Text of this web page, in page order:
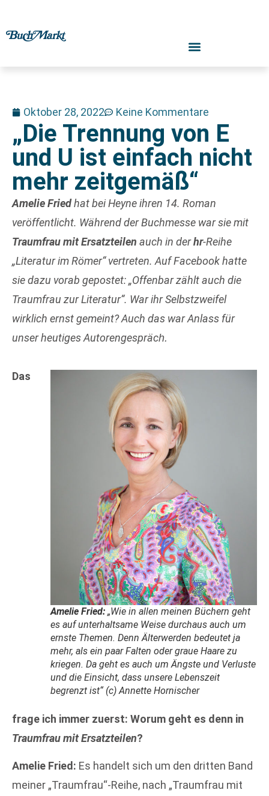
Oktober 28, 2022 Keine Kommentare
„Die Trennung von E
und U ist einfach nicht
mehr zeitgemäß“
Amelie Friedhat bei Heyne ihren 14. Roman
veröffentlicht. Während der Buchmesse war siemit
Traumfrau mit Ersatzteilen auch in derhr-Reihe
„Literatur im Römer“ vertreten. Auf Facebook hatte
sie dazu vorab gepostet: „Offenbar zählt auch die
Traumfrau zur Literatur“. War ihr Selbstzweifel
wirklich ernst gemeint? Auch das war Anlass für
unser heutiges Autorengespräch.
Amelie Fried: „Wie in allen meinen Büchern geht
es auf unterhaltsame Weise durchaus auch um
ernste Themen. Denn Älterwerden bedeutet ja
mehr, als ein paar Falten oder graue Haare zu
kriegen. Da geht es auch um Ängste und Verluste
und die Einsicht, dass unsere Lebenszeit
begrenzt ist“ (c) Annette Hornischer
Das
frage ich immer zuerst: Worum geht es denn in
Traumfrau mit Ersatzteilen?
Amelie Fried: Es handelt sich um den dritten Band
meiner „Traumfrau“-Reihe, nach „Traumfrau mit